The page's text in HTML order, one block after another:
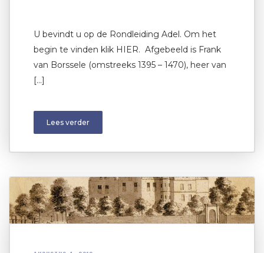
U bevindt u op de Rondleiding Adel. Om het
begin te vinden klik HIER. Afgebeeld is Frank
van Borssele (omstreeks 1395 – 1470), heer van
[…]
Lees verder